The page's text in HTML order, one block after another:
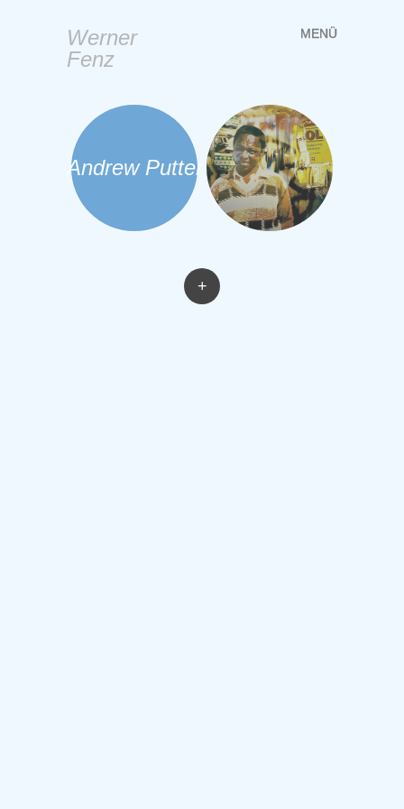
Werner
Fenz
MENÜ
Springe
zum
Andrew Putter
+